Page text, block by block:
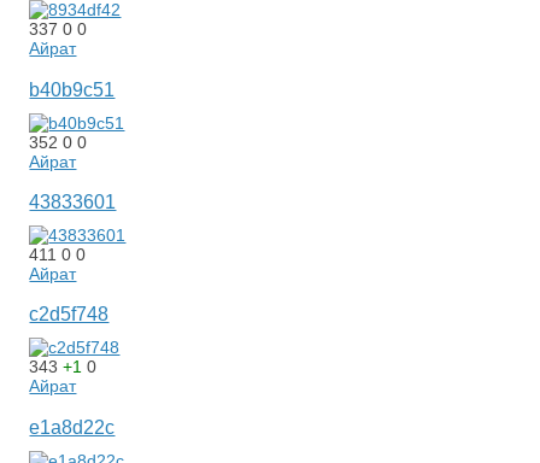
33700
Айрат
b40b9c51
35200
Айрат
43833601
41100
Айрат
c2d5f748
343+10
Айрат
e1a8d22c